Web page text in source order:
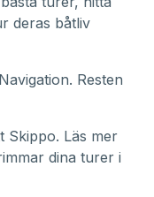
deras båtliv
Resten
Skippo. Läs mer
dina turer i